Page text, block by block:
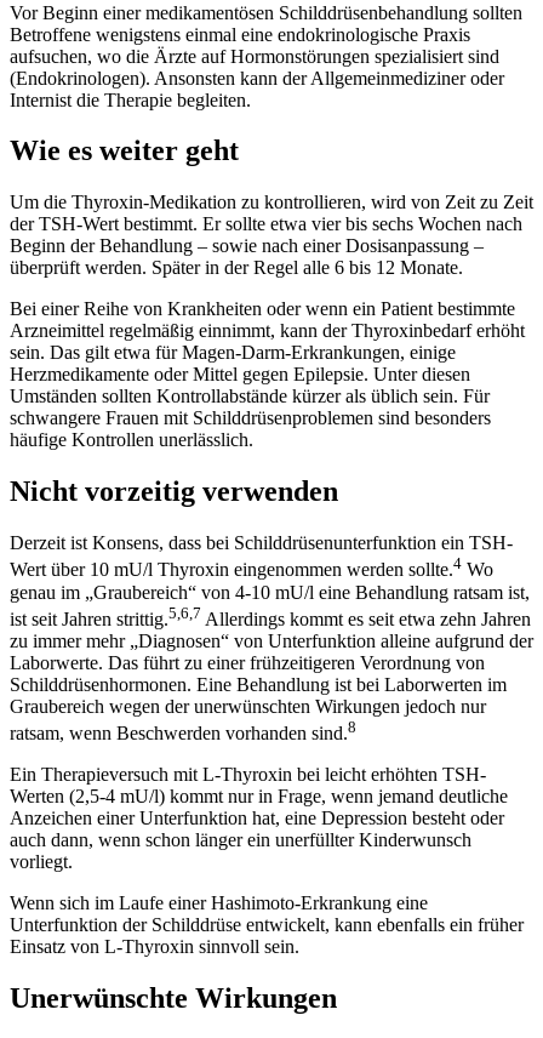
Vor Beginn einer medikamentösen Schilddrüsenbehandlung sollten
Betroffene wenigstens einmal eine endokrinologische Praxis
aufsuchen, wo die Ärzte auf Hormonstörungen spezialisiert sind
(Endokrinologen). Ansonsten kann der Allgemeinmediziner oder
Internist die Therapie begleiten.
Wie es weiter geht
Um die Thyroxin-Medikation zu kontrollieren, wird von Zeit zu Zeit
der TSH-Wert bestimmt. Er sollte etwa vier bis sechs Wochen nach
Beginn der Behandlung – sowie nach einer Dosisanpassung –
überprüft werden. Später in der Regel alle 6 bis 12 Monate.
Bei einer Reihe von Krankheiten oder wenn ein Patient bestimmte
Arzneimittel regelmäßig einnimmt, kann der Thyroxinbedarf erhöht
sein. Das gilt etwa für Magen-Darm-Erkrankungen, einige
Herzmedikamente oder Mittel gegen Epilepsie. Unter diesen
Umständen sollten Kontrollabstände kürzer als üblich sein. Für
schwangere Frauen mit Schilddrüsenproblemen sind besonders
häufige Kontrollen unerlässlich.
Nicht vorzeitig verwenden
Derzeit ist Konsens, dass bei Schilddrüsenunterfunktion ein TSH-
Wert über 10 mU/l Thyroxin eingenommen werden sollte.4 Wo
genau im „Graubereich“ von 4-10 mU/l eine Behandlung ratsam ist,
ist seit Jahren strittig.5,6,7 Allerdings kommt es seit etwa zehn Jahren
zu immer mehr „Diagnosen“ von Unterfunktion alleine aufgrund der
Laborwerte. Das führt zu einer frühzeitigeren Verordnung von
Schilddrüsenhormonen. Eine Behandlung ist bei Laborwerten im
Graubereich wegen der unerwünschten Wirkungen jedoch nur
ratsam, wenn Beschwerden vorhanden sind.8
Ein Therapieversuch mit L-Thyroxin bei leicht erhöhten TSH-
Werten (2,5-4 mU/l) kommt nur in Frage, wenn jemand deutliche
Anzeichen einer Unterfunktion hat, eine Depression besteht oder
auch dann, wenn schon länger ein unerfüllter Kinderwunsch
vorliegt.
Wenn sich im Laufe einer Hashimoto-Erkrankung eine
Unterfunktion der Schilddrüse entwickelt, kann ebenfalls ein früher
Einsatz von L-Thyroxin sinnvoll sein.
Unerwünschte Wirkungen